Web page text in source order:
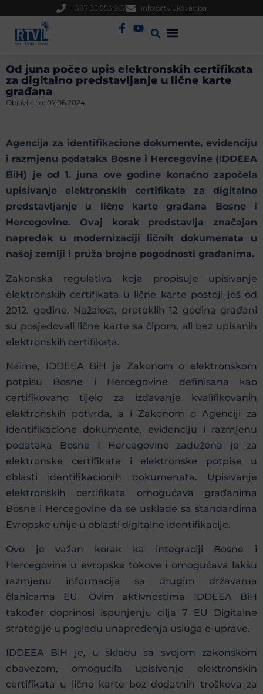
+387 35 553 967 info@rtvlukavac.ba
Od juna počeo upis elektronskih certifikata
za digitalno predstavljanje u lične karte
građana
Objavljeno: 07.06.2024.
Agencija za identifikacione dokumente, evidenciju
i razmjenu podataka Bosne i Hercegovine (IDDEEA
BiH) je od 1. juna ove godine konačno započela
upisivanje elektronskih certifikata za digitalno
predstavljanje u lične karte građana Bosne i
Hercegovine. Ovaj korak predstavlja značajan
napredak u modernizaciji ličnih dokumenata u
našoj zemlji i pruža brojne pogodnosti građanima.
Zakonska regulativa koja propisuje upisivanje
elektronskih certifikata u lične karte postoji još od
2012. godine. Nažalost, proteklih 12 godina građani
su posjedovali lične karte sa čipom, ali bez upisanih
elektronskih certifikata.
Naime, IDDEEA BiH je Zakonom o elektronskom
potpisu Bosne i Hercegovine definisana kao
certifikovano tijelo za izdavanje kvalifikovanih
elektronskih potvrda, a i Zakonom o Agenciji za
identifikacione dokumente, evidenciju i razmjenu
podataka Bosne I Hercegovine zadužena je za
elektronske certifikate i elektronske potpise u
oblasti identifikacionih dokumenata. Upisivanje
elektronskih certifikata omogućava građanima
Bosne i Hercegovine da se usklade sa standardima
Evropske unije u oblasti digitalne identifikacije.
Ovo je važan korak ka integraciji Bosne i
Hercegovine u evropske tokove i omogućava lakšu
razmjenu informacija sa drugim državama
članicama EU. Ovim aktivnostima IDDEEA BiH
također doprinosi ispunjenju cilja 7 EU Digitalne
strategije u pogledu unapređenja usluga e-uprave.
IDDEEA BiH je, u skladu sa svojom zakonskom
obavezom, omogućila upisivanje elektronskih
certifikata u lične karte bez dodatnih troškova za